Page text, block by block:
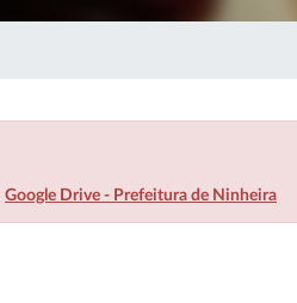
Google Drive - Prefeitura de Ninheira